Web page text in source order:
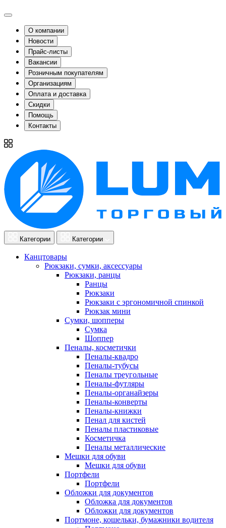
О компании
Новости
Прайс-листы
Вакансии
Розничным покупателям
Организациям
Оплата и доставка
Скидки
Помощь
Контакты
Категории Категории
Канцтовары
Рюкзаки, сумки, аксессуары
Рюкзаки, ранцы
Ранцы
Рюкзаки
Рюкзаки с эргономичной спинкой
Рюкзак мини
Сумки, шопперы
Сумка
Шоппер
Пеналы, косметички
Пеналы-квадро
Пеналы-тубусы
Пеналы треугольные
Пеналы-футляры
Пеналы-органайзеры
Пеналы-конверты
Пеналы-книжки
Пенал для кистей
Пеналы пластиковые
Косметичка
Пеналы металлические
Мешки для обуви
Мешки для обуви
Портфели
Портфели
Обложки для документов
Обложка для документов
Обложки для документов
Портмоне, кошельки, бумажники водителя